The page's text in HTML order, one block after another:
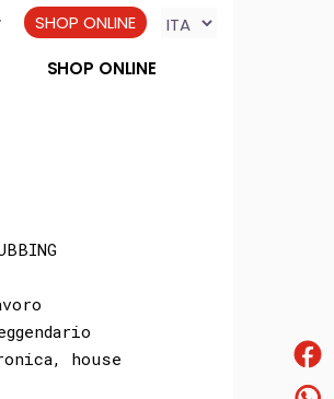
SHOP ONLINE
SHOP ONLINE
house